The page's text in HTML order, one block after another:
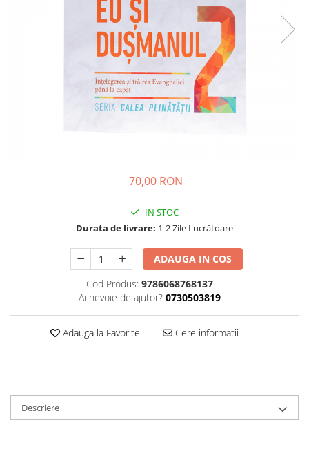
Prietenie, Logodnă și Căsătorie
Închinare prin Muzică
Devoționale/Meditații Biblice
Reviste
Poezii
70,00 RON
IN STOC
Durata de livrare: 1-2 Zile Lucrătoare
ADAUGA IN COS
Cod Produs: 9786068768137
Ai nevoie de ajutor? 0730503819
Adauga la Favorite Cere informatii
Descriere